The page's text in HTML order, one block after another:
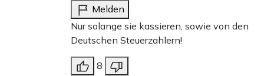
Melden
Nur solange sie kassieren, sowie von den
Deutschen Steuerzahlern!
8